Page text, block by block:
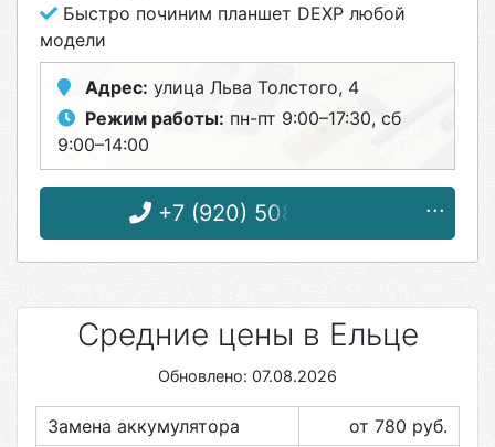
Быстро починим планшет DEXP любой
модели
Адрес: улица Льва Толстого, 4
Режим работы: пн-пт 9:00–17:30, сб
9:00–14:00
+7 (920) 508-13-66
Средние цены в Ельце
Обновлено: 07.08.2026
Замена аккумулятора от 780 руб.